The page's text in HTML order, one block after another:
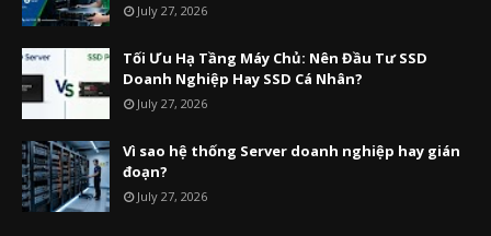
July 27, 2026
Tối Ưu Hạ Tầng Máy Chủ: Nên Đầu Tư SSD
Doanh Nghiệp Hay SSD Cá Nhân?
July 27, 2026
Vì sao hệ thống Server doanh nghiệp hay gián
đoạn?
July 27, 2026